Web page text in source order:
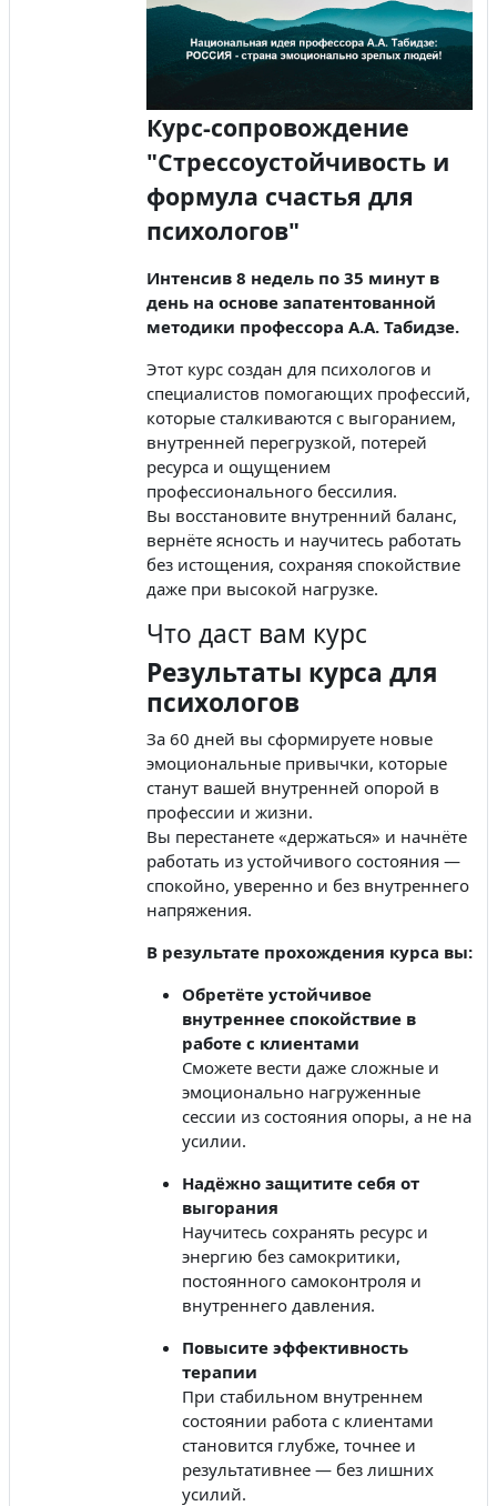
Курс-сопровождение
"Стрессоустойчивость и
формула счастья для
психологов"
Интенсив 8 недель по 35 минут в
день на основе запатентованной
методики профессора А.А. Табидзе.
Этот курс создан для психологов и
специалистов помогающих профессий,
которые сталкиваются с выгоранием,
внутренней перегрузкой, потерей
ресурса и ощущением
профессионального бессилия.
Вы восстановите внутренний баланс,
вернёте ясность и научитесь работать
без истощения, сохраняя спокойствие
даже при высокой нагрузке.
Что даст вам курс
Результаты курса для
психологов
За 60 дней вы сформируете новые
эмоциональные привычки, которые
станут вашей внутренней опорой в
профессии и жизни.
Вы перестанете «держаться» и начнёте
работать из устойчивого состояния —
спокойно, уверенно и без внутреннего
напряжения.
В результате прохождения курса вы:
Обретёте устойчивое
внутреннее спокойствие в
работе с клиентами
Сможете вести даже сложные и
эмоционально нагруженные
сессии из состояния опоры, а не на
усилии.
Надёжно защитите себя от
выгорания
Научитесь сохранять ресурс и
энергию без самокритики,
постоянного самоконтроля и
внутреннего давления.
Повысите эффективность
терапии
При стабильном внутреннем
состоянии работа с клиентами
становится глубже, точнее и
результативнее — без лишних
усилий.